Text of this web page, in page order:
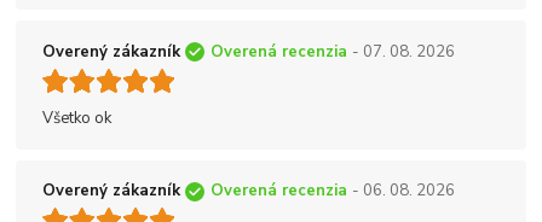
Overený zákazník Overená recenzia - 07. 08. 2026
Všetko ok
Overený zákazník Overená recenzia - 06. 08. 2026